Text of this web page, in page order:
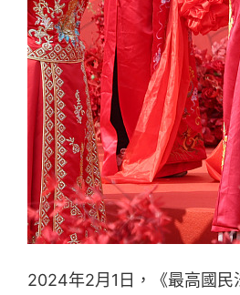
2024年2月1日，《最高國民